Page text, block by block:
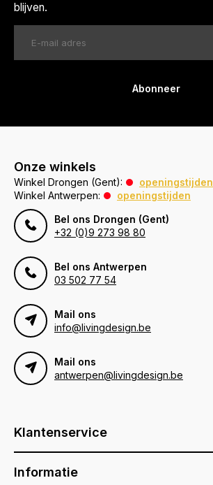
blijven.
Abonneer
Onze winkels
Winkel Drongen (Gent):
openingstijden
Winkel Antwerpen:
openingstijden
Bel ons Drongen (Gent)
+32 (0)9 273 98 80
Bel ons Antwerpen
03 502 77 54
Mail ons
info@livingdesign.be
Mail ons
antwerpen@livingdesign.be
Klantenservice
Informatie